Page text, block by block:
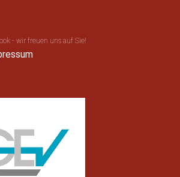
- wir freuen uns auf Sie!